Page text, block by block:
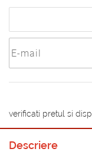
verificati pretul si
Descriere